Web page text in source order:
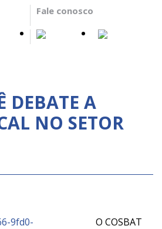
Fale conosco
DEBATE A
NO SETOR
O COSBAT